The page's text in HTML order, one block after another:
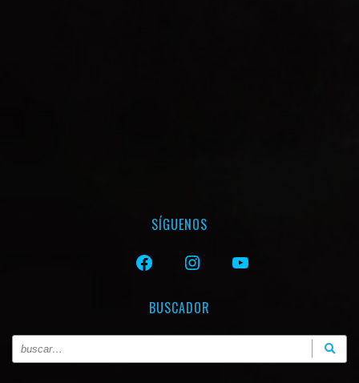
SÍGUENOS
FACEBOOKINSTAGRAMYOUTUBE
BUSCADOR